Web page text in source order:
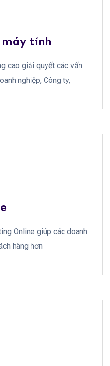
tính
cao giải quyết các vấn
nghiệp, Công ty,
Online giúp các doanh
hàng hơn